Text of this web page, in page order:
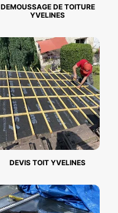
DEMOUSSAGE DE TOITURE
YVELINES
DEVIS TOIT YVELINES